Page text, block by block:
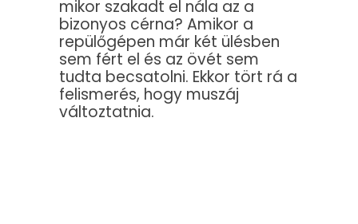
mikor szakadt el nála az a
bizonyos cérna? Amikor a
repülőgépen már két ülésben
sem fért el és az övét sem
tudta becsatolni. Ekkor tört rá a
felismerés, hogy muszáj
változtatnia.